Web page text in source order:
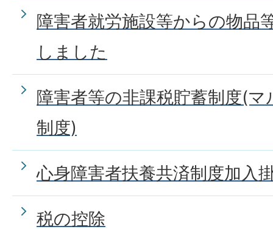
障害者就労施設等からの物品
しました
障害者等の非課税貯蓄制度(
制度)
心身障害者扶養共済制度加入
税の控除